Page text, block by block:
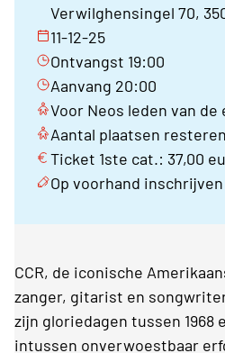
Verwilghensingel 70,
11-12-25
Ontvangst 19:00
Aanvang 20:00
Voor Neos leden van de
Aantal plaatsen
Ticket 1ste cat.: 37,00
Op voorhand
CCR, de iconische
zanger, gitarist en
zijn gloriedagen tussen 1968
intussen onverwoestbaar